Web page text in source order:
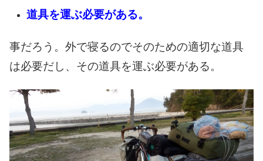
道具を運ぶ必要がある。
事だろう。 外で寝るのでそのための適切な道具
は必要だし、 その道具を運ぶ必要がある。